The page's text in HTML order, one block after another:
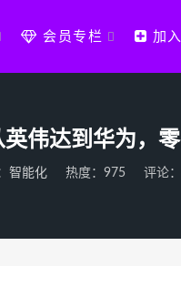
会员专栏 加
伟达到华为，
智能化 热度：975 评论：